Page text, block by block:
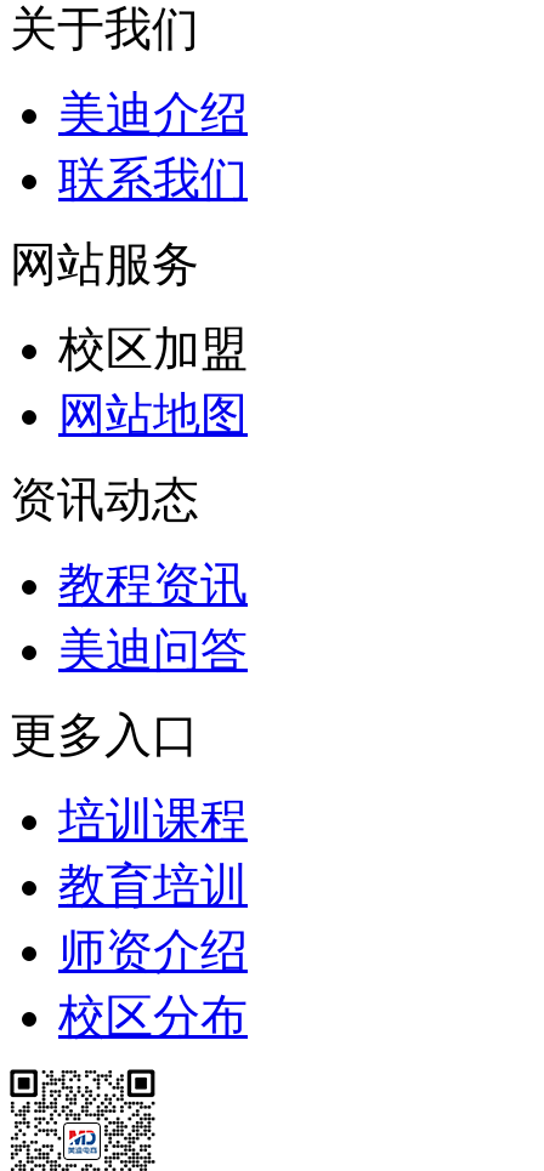
关于我们
美迪介绍
联系我们
网站服务
校区加盟
网站地图
资讯动态
教程资讯
美迪问答
更多入口
培训课程
教育培训
师资介绍
校区分布